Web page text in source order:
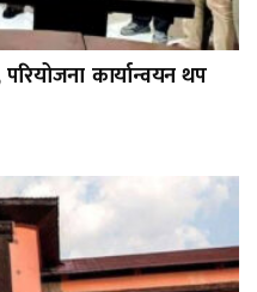
कार्यान्वयन थप